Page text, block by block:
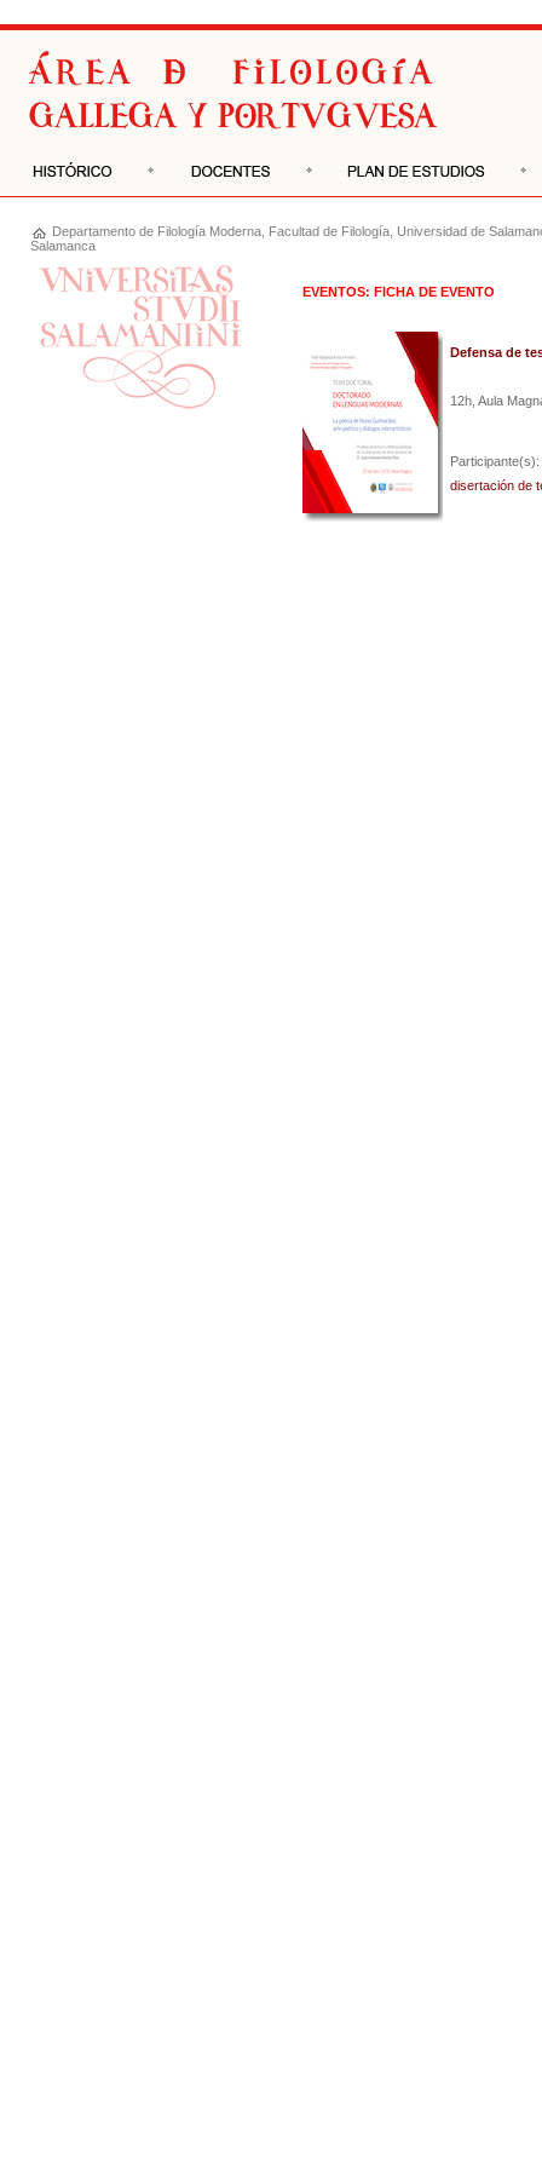
Departamento de Filología Moderna Facultad de Filología Universidad de
Salamanca
EVENTOS: FICHA DE EVENTO
Defensa de
12h, Aula
Participante(s):
disertación de